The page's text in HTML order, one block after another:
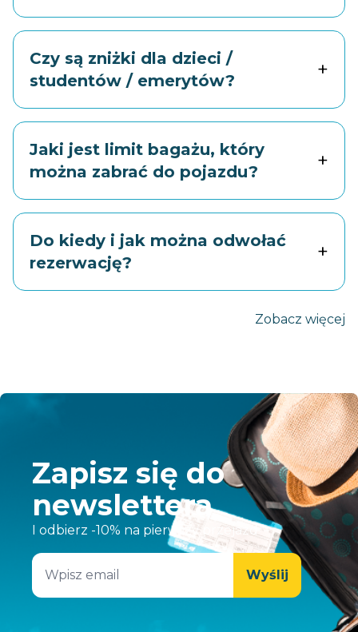
Czy są zniżki dla dzieci /
studentów / emerytów?
+
Jaki jest limit bagażu, który
można zabrać do pojazdu?
+
Do kiedy i jak można odwołać
rezerwację?
+
Zobacz więcej
Zapisz się do
newslettera
I odbierz -10% na pierwszy przejazd
Wyślij